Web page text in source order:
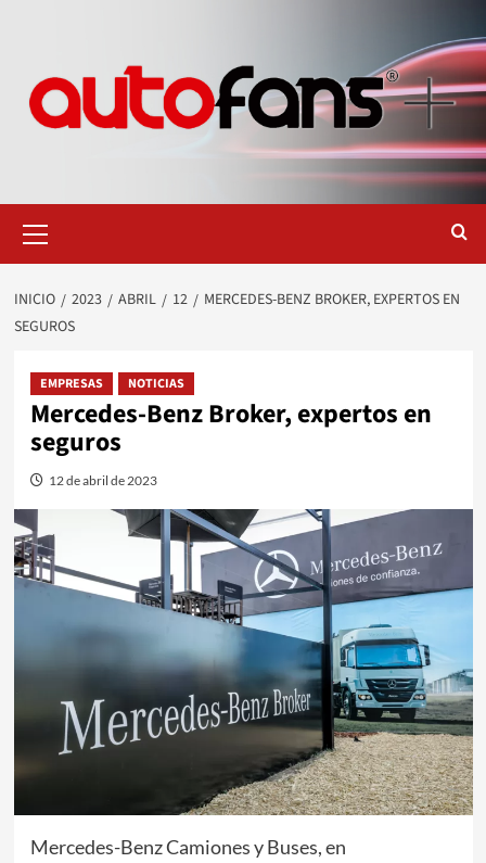
primario
INICIO 2023 ABRIL 12
MERCEDES-BENZ BROKER, EXPERTOS EN
SEGUROS
EMPRESAS NOTICIAS
Mercedes-Benz Broker, expertos en
seguros
12 de abril de 2023
Mercedes-Benz Camiones y Buses, en